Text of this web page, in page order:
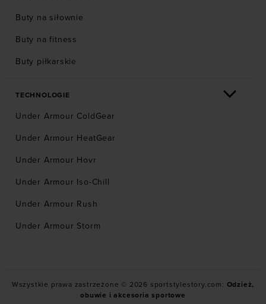
Buty na siłownie
Buty na fitness
Buty piłkarskie
TECHNOLOGIE
Under Armour ColdGear
Under Armour HeatGear
Under Armour Hovr
Under Armour Iso-Chill
Under Armour Rush
Under Armour Storm
Wszystkie prawa zastrzeżone © 2026 sportstylestory.com: Odzież,
obuwie i akcesoria sportowe